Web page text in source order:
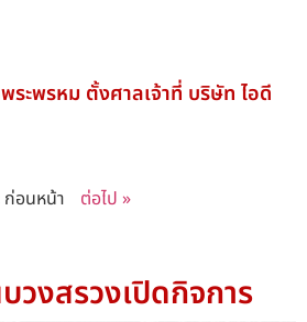
ะพรหม ตั้งศาลเจ้าที่ บริษัท ไอดี
ก่อนหน้า ต่อไป »
วงสรวงเปิดกิจการ